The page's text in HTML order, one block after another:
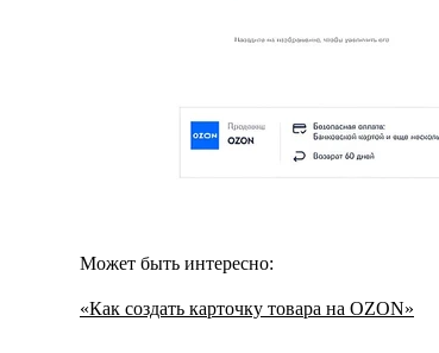
Может быть интересно:
«‎Как создать карточку товара на OZON»